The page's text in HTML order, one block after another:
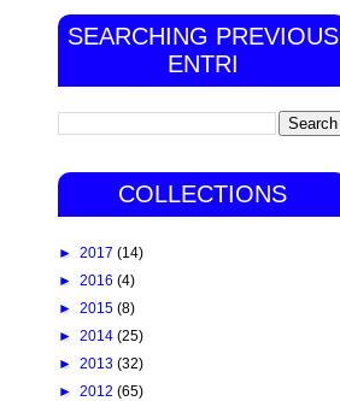
SEARCHING PREVIOUS
ENTRI
COLLECTIONS
► 2017 (14)
► 2016 (4)
► 2015 (8)
► 2014 (25)
► 2013 (32)
► 2012 (65)